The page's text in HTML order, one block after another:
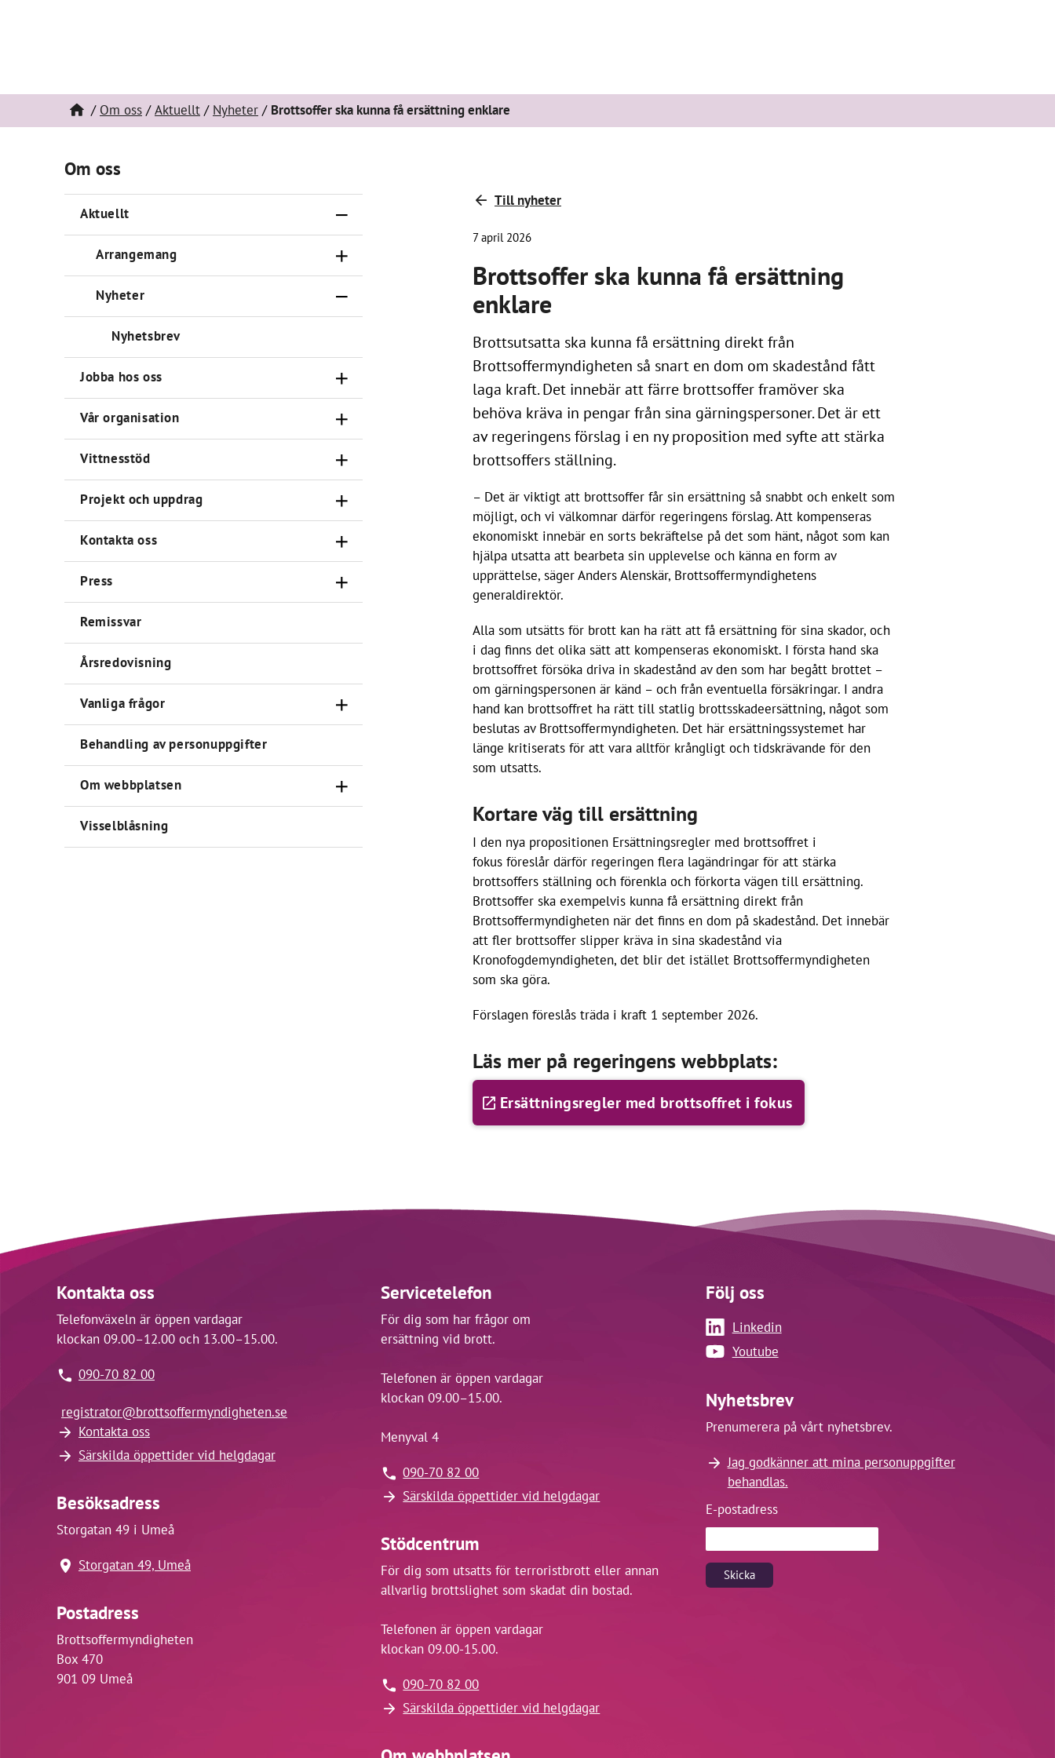
Om oss Aktuellt Nyheter Brottsoffer ska kunna få ersättning enklare
Om oss
Aktuellt
Arrangemang
Nyheter
Nyhetsbrev
Jobba hos oss
Vår organisation
Vittnesstöd
Projekt och uppdrag
Kontakta oss
Press
Remissvar
Årsredovisning
Vanliga frågor
Behandling av personuppgifter
Om webbplatsen
Visselblåsning
Till nyheter
7 april 2026
Brottsoffer ska kunna få ersättning
enklare
Brottsutsatta ska kunna få ersättning direkt från
Brottsoffermyndigheten så snart en dom om skadestånd fått
laga kraft. Det innebär att färre brottsoffer framöver ska
behöva kräva in pengar från sina gärningspersoner. Det är ett
av regeringens förslag i en ny proposition med syfte att stärka
brottsoffers ställning.
– Det är viktigt att brottsoffer får sin ersättning så snabbt och enkelt som
möjligt, och vi välkomnar därför regeringens förslag. Att kompenseras
ekonomiskt innebär en sorts bekräftelse på det som hänt, något som kan
hjälpa utsatta att bearbeta sin upplevelse och känna en form av
upprättelse, säger Anders Alenskär, Brottsoffermyndighetens
generaldirektör.
Alla som utsätts för brott kan ha rätt att få ersättning för sina skador, och
i dag finns det olika sätt att kompenseras ekonomiskt. I första hand ska
brottsoffret försöka driva in skadestånd av den som har begått brottet –
om gärningspersonen är känd – och från eventuella försäkringar. I andra
hand kan brottsoffret ha rätt till statlig brottsskadeersättning, något som
beslutas av Brottsoffermyndigheten. Det här ersättningssystemet har
länge kritiserats för att vara alltför krångligt och tidskrävande för den
som utsatts.
Kortare väg till ersättning
I den nya propositionen Ersättningsregler med brottsoffret i
fokus föreslår därför regeringen flera lagändringar för att stärka
brottsoffers ställning och förenkla och förkorta vägen till ersättning.
Brottsoffer ska exempelvis kunna få ersättning direkt från
Brottsoffermyndigheten när det finns en dom på skadestånd. Det innebär
att fler brottsoffer slipper kräva in sina skadestånd via
Kronofogdemyndigheten, det blir det istället Brottsoffermyndigheten
som ska göra.
Förslagen föreslås träda i kraft 1 september 2026.
Läs mer på regeringens webbplats:
Ersättningsregler med brottsoffret i fokus
Kontakta oss
Telefonväxeln är öppen vardagar
klockan 09.00–12.00 och 13.00–15.00.
090-70 82 00
registrator@brottsoffermyndigheten.se
Kontakta oss
Särskilda öppettider vid helgdagar
Besöksadress
Storgatan 49 i Umeå
Storgatan 49, Umeå
Postadress
Brottsoffermyndigheten
Box 470
901 09 Umeå
Servicetelefon
För dig som har frågor om
ersättning vid brott.
Telefonen är öppen vardagar
klockan 09.00–15.00.
Menyval 4
090-70 82 00
Särskilda öppettider vid helgdagar
Stödcentrum
För dig som utsatts för terroristbrott eller annan
allvarlig brottslighet som skadat din bostad.
Telefonen är öppen vardagar
klockan 09.00-15.00.
090-70 82 00
Särskilda öppettider vid helgdagar
Följ oss
Linkedin
Youtube
Nyhetsbrev
Prenumerera på vårt nyhetsbrev.
Jag godkänner att mina personuppgifter
behandlas.
E-postadress
Skicka